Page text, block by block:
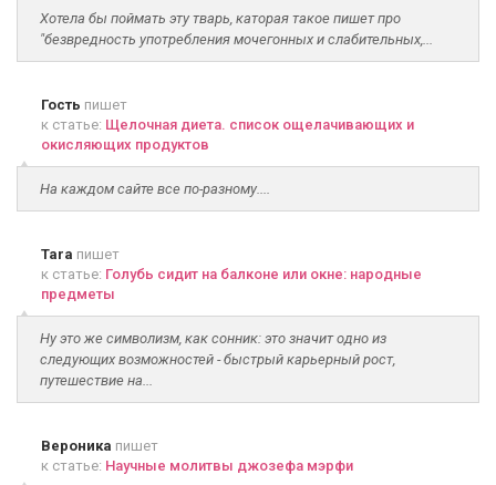
Хотела бы поймать эту тварь, каторая такое пишет про
"безвредность употребления мочегонных и слабительных,...
Гость пишет
к статье: Щелочная диета. список ощелачивающих и
окисляющих продуктов
На каждом сайте все по-разному....
Tara пишет
к статье: Голубь сидит на балконе или окне: народные
предметы
Ну это же символизм, как сонник: это значит одно из
следующих возможностей - быстрый карьерный рост,
путешествие на...
Вероника пишет
к статье: Научные молитвы джозефа мэрфи